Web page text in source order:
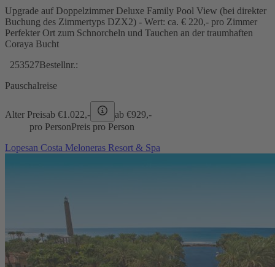
Upgrade auf Doppelzimmer Deluxe Family Pool View (bei direkter
Buchung des Zimmertyps DZX2) - Wert: ca. € 220,- pro Zimmer
Perfekter Ort zum Schnorcheln und Tauchen an der traumhaften
Coraya Bucht
253527Bestellnr.:
Pauschalreise
Alter Preisab €1.022,- ab €929,-
pro PersonPreis pro Person
Lopesan Costa Meloneras Resort & Spa